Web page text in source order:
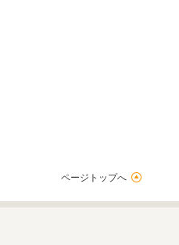
ページトップへ